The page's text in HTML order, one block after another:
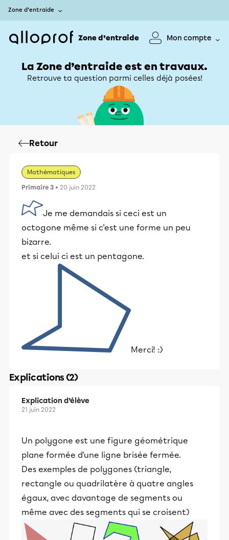
Zone d’entraide
Zone d’entraide Mon compte
La Zone d’entraide est en travaux.
Retrouve ta question parmi celles déjà posées!
Retour
Mathématiques
Primaire 3 • 20 juin 2022
Je me demandais si ceci est un
octogone même si c'est une forme un peu
bizarre.
et si celui ci est un pentagone.
Merci! :)
Explications (2)
Explication d’élève
21 juin 2022
Un polygone est une figure géométrique
plane formée d'une ligne brisée fermée.
Des exemples de polygones (triangle,
rectangle ou quadrilatère à quatre angles
égaux, avec davantage de segments ou
même avec des segments qui se croisent)